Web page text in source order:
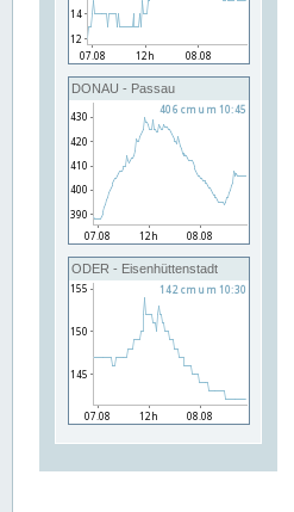
DONAU - Passau
ODER - Eisenhüttenstadt